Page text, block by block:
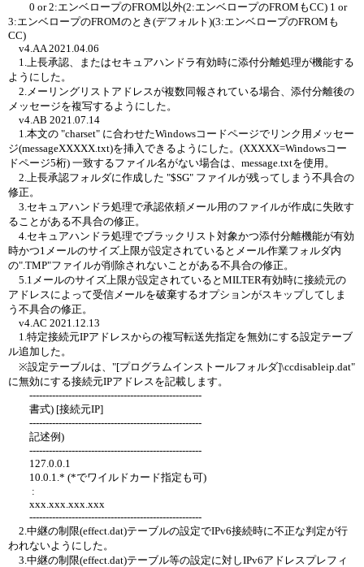
0 or 2:エンベロープのFROM以外(2:エンベロープのFROMもCC) 1 or
3:エンベロープのFROMのとき(デフォルト)(3:エンベロープのFROMも
CC)
v4.AA 2021.04.06
1.上長承認、またはセキュアハンドラ有効時に添付分離処理が機能する
ようにした。
2.メーリングリストアドレスが複数同報されている場合、添付分離後の
メッセージを複写するようにした。
v4.AB 2021.07.14
1.本文の "charset" に合わせたWindowsコードページでリンク用メッセー
ジ(messageXXXXX.txt)を挿入できるようにした。(XXXXX=Windowsコー
ドページ5桁) 一致するファイル名がない場合は、message.txtを使用。
2.上長承認フォルダに作成した "$SG" ファイルが残ってしまう不具合の
修正。
3.セキュアハンドラ処理で承認依頼メール用のファイルが作成に失敗す
ることがある不具合の修正。
4.セキュアハンドラ処理でブラックリスト対象かつ添付分離機能が有効
時かつ1メールのサイズ上限が設定されているとメール作業フォルダ内
の".TMP"ファイルが削除されないことがある不具合の修正。
5.1メールのサイズ上限が設定されているとMILTER有効時に接続元の
アドレスによって受信メールを破棄するオプションがスキップしてしま
う不具合の修正。
v4.AC 2021.12.13
1.特定接続元IPアドレスからの複写転送先指定を無効にする設定テーブ
ル追加した。
※設定テーブルは、"[プログラムインストールフォルダ]\ccdisableip.dat"
に無効にする接続元IPアドレスを記載します。
-----------------------------------------------------
書式) [接続元IP]
-----------------------------------------------------
記述例)
-----------------------------------------------------
127.0.0.1
10.0.1.* (*でワイルドカード指定も可)
:
xxx.xxx.xxx.xxx
-----------------------------------------------------
2.中継の制限(effect.dat)テーブルの設定でIPv6接続時に不正な判定が行
われないようにした。
3.中継の制限(effect.dat)テーブル等の設定に対しIPv6アドレスプレフィ